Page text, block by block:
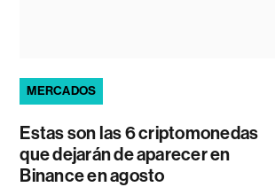
MERCADOS
Estas son las 6 criptomonedas
que dejarán de aparecer en
Binance en agosto